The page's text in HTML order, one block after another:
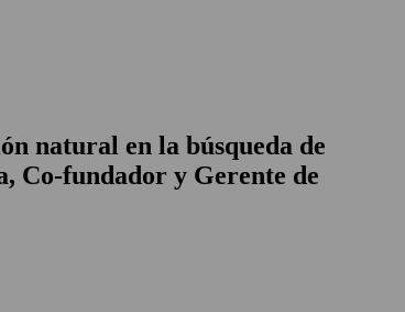
natural en la búsqueda de
Co-fundador y Gerente de